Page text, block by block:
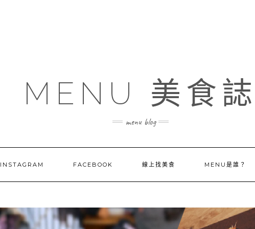
MENU 美食
menu blog
INSTAGRAM FACEBOOK 線上找美食 MENU是誰？